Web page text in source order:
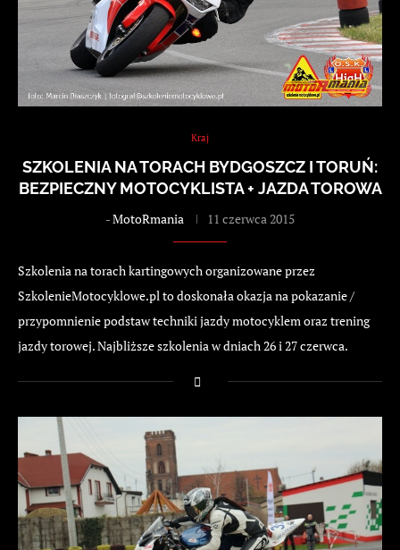
Kraj
SZKOLENIA NA TORACH BYDGOSZCZ I TORUŃ:
BEZPIECZNY MOTOCYKLISTA + JAZDA TOROWA
-MotoRmania 11 czerwca 2015
Szkolenia na torach kartingowych organizowane przez
SzkolenieMotocyklowe.pl to doskonała okazja na pokazanie /
przypomnienie podstaw techniki jazdy motocyklem oraz trening
jazdy torowej. Najbliższe szkolenia w dniach 26 i 27 czerwca.